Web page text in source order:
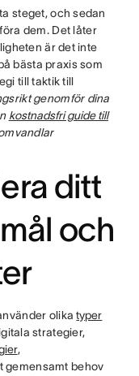
steget, och sedan
dem. Det låter
är det inte
bästa praxis som
till taktik till
genomför dina
kostnadsfri guide till
ditt
och
olikatyper
strategier,
,
gemensamt behov